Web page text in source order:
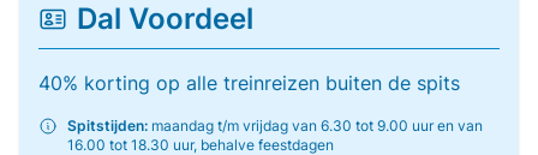
Dal Voordeel
40% korting op alle treinreizen buiten de spits
Spitstijden: maandag t/m vrijdag van 6.30 tot 9.00 uur en van
16.00 tot 18.30 uur, behalve feestdagen